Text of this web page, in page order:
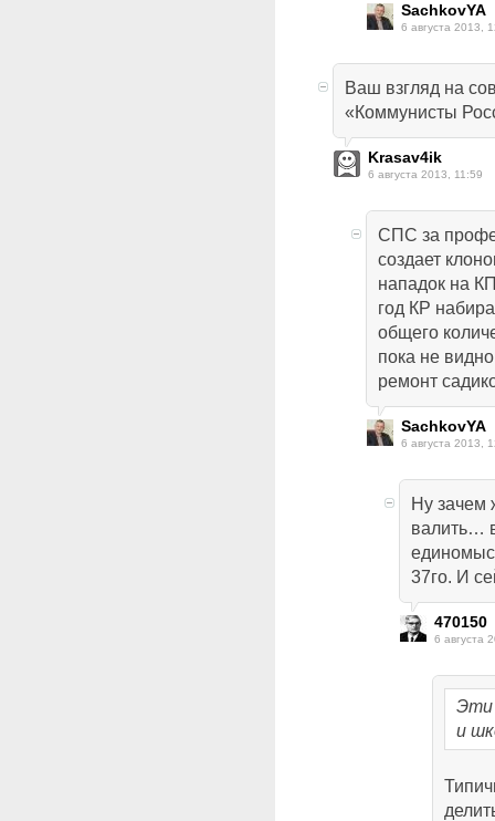
SachkovYA
6 августа 2013,
Ваш взгляд на
«Коммунисты
Krasav4ik
6 августа 2013, 11:59
СПС за
создает
нападок на
год КР
общего
пока не
ремонт
SachkovYA
6 августа 2013,
Ну зачем
валить…
37го. И
470150
6 августа
Эти
и